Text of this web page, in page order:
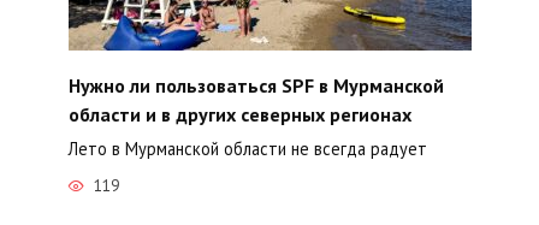
Нужно ли пользоваться SPF в Мурманской
области и в других северных регионах
Лето в Мурманской области не всегда радует
119